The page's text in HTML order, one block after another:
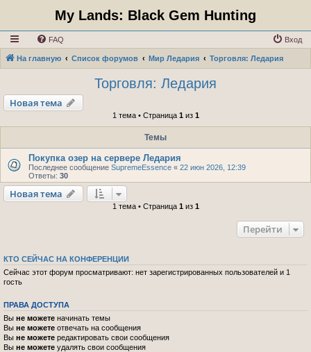
My Lands: Black Gem Hunting
FAQ Вход
На главную Список форумов Мир Ледария Торговля: Ледария
Торговля: Ледария
Новая тема
1 тема • Страница 1из 1
Темы
Покупка озер на сервере Ледария
Последнее сообщение SupremeEssence « 22 июн 2026, 12:39
Ответы: 30
Новая тема
1 тема • Страница 1из 1
Перейти
КТО СЕЙЧАС НА КОНФЕРЕНЦИИ
Сейчас этот форум просматривают: нет зарегистрированных пользователей и 1
гость
ПРАВА ДОСТУПА
Вы не можете начинать темы
Вы не можете отвечать на сообщения
Вы не можете редактировать свои сообщения
Вы не можете удалять свои сообщения